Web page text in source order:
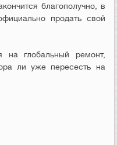
благополучно, в
продать свой
на глобальный ремонт,
ли уже пересесть на